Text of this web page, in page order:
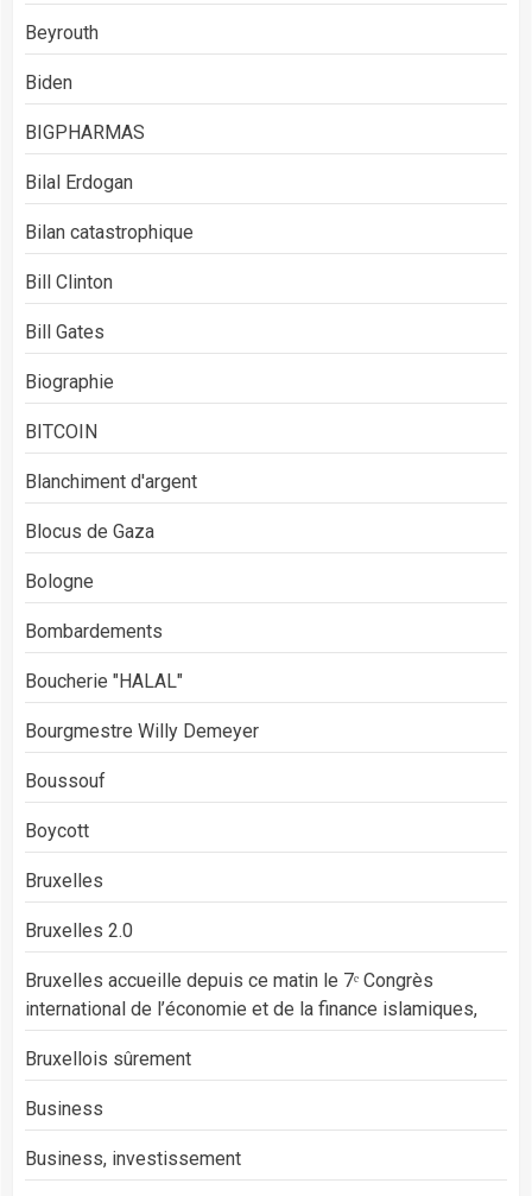
Beyrouth
Biden
BIGPHARMAS
Bilal Erdogan
Bilan catastrophique
Bill Clinton
Bill Gates
Biographie
BITCOIN
Blanchiment d'argent
Blocus de Gaza
Bologne
Bombardements
Boucherie "HALAL"
Bourgmestre Willy Demeyer
Boussouf
Boycott
Bruxelles
Bruxelles 2.0
Bruxelles accueille depuis ce matin le 7ᵉ Congrès
international de l’économie et de la finance islamiques,
Bruxellois sûrement
Business
Business, investissement